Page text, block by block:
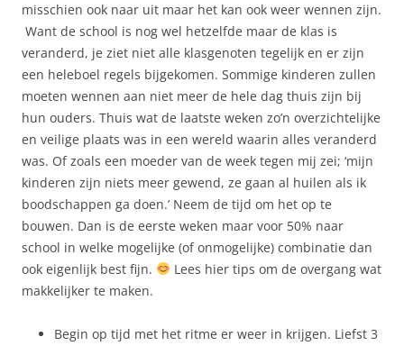
misschien ook naar uit maar het kan ook weer wennen zijn.
Want de school is nog wel hetzelfde maar de klas is
veranderd, je ziet niet alle klasgenoten tegelijk en er zijn
een heleboel regels bijgekomen. Sommige kinderen zullen
moeten wennen aan niet meer de hele dag thuis zijn bij
hun ouders. Thuis wat de laatste weken zo’n overzichtelijke
en veilige plaats was in een wereld waarin alles veranderd
was. Of zoals een moeder van de week tegen mij zei; ‘mijn
kinderen zijn niets meer gewend, ze gaan al huilen als ik
boodschappen ga doen.’ Neem de tijd om het op te
bouwen. Dan is de eerste weken maar voor 50% naar
school in welke mogelijke (of onmogelijke) combinatie dan
ook eigenlijk best fijn.
Lees hier tips om de overgang wat
makkelijker te maken.
Begin op tijd met het ritme er weer in krijgen. Liefst 3